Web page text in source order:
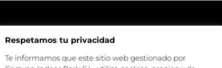
NUESTRA UBICACIÓN
CONTACTA CON NOSOTROS
Respetamos tu privacidad
Te informamos que este sitio web gestionado por